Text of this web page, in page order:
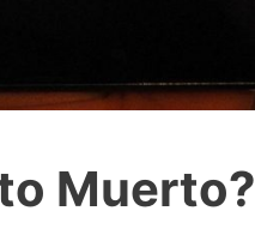
Muerto?